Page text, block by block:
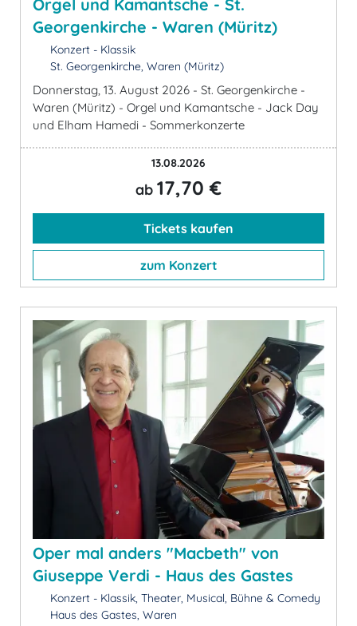
Orgel und Kamantsche - St.
Georgenkirche - Waren (Müritz)
Konzert - Klassik
St. Georgenkirche, Waren (Müritz)
Donnerstag, 13. August 2026 - St. Georgenkirche -
Waren (Müritz) - Orgel und Kamantsche - Jack Day
und Elham Hamedi - Sommerkonzerte
13.08.2026
ab 17,70 €
Tickets kaufen
zum Konzert
Oper mal anders "Macbeth" von
Giuseppe Verdi - Haus des Gastes
Konzert - Klassik, Theater, Musical, Bühne & Comedy
Haus des Gastes, Waren